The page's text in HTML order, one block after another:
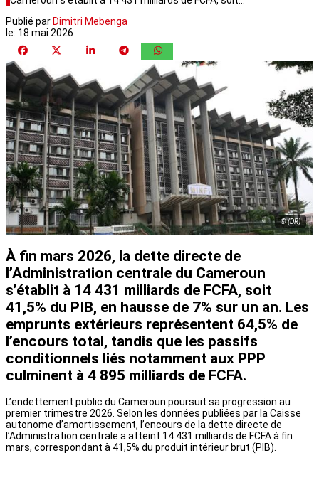
Publié par Dimitri Mebenga
le: 18 mai 2026
© (DR)
À fin mars 2026, la dette directe de
l’Administration centrale du Cameroun
s’établit à 14 431 milliards de FCFA, soit
41,5% du PIB, en hausse de 7% sur un an. Les
emprunts extérieurs représentent 64,5% de
l’encours total, tandis que les passifs
conditionnels liés notamment aux PPP
culminent à 4 895 milliards de FCFA.
L’endettement public du Cameroun poursuit sa progression au
premier trimestre 2026. Selon les données publiées par la Caisse
autonome d’amortissement, l’encours de la dette directe de
l’Administration centrale a atteint 14 431 milliards de FCFA à fin
mars, correspondant à 41,5% du produit intérieur brut (PIB).